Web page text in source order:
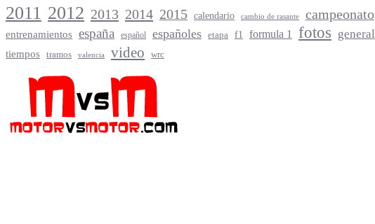
2011 2012 2013 2014 2015 calendario cambio de rasante campeonato
entrenamientos españa español españoles etapa f1 formula 1 fotos general
tiempos tramos valencia video wrc